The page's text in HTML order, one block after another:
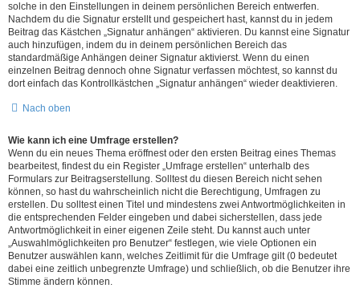
solche in den Einstellungen in deinem persönlichen Bereich entwerfen.
Nachdem du die Signatur erstellt und gespeichert hast, kannst du in jedem
Beitrag das Kästchen „Signatur anhängen“ aktivieren. Du kannst eine Signatur
auch hinzufügen, indem du in deinem persönlichen Bereich das
standardmäßige Anhängen deiner Signatur aktivierst. Wenn du einen
einzelnen Beitrag dennoch ohne Signatur verfassen möchtest, so kannst du
dort einfach das Kontrollkästchen „Signatur anhängen“ wieder deaktivieren.
Nach oben
Wie kann ich eine Umfrage erstellen?
Wenn du ein neues Thema eröffnest oder den ersten Beitrag eines Themas
bearbeitest, findest du ein Register „Umfrage erstellen“ unterhalb des
Formulars zur Beitragserstellung. Solltest du diesen Bereich nicht sehen
können, so hast du wahrscheinlich nicht die Berechtigung, Umfragen zu
erstellen. Du solltest einen Titel und mindestens zwei Antwortmöglichkeiten in
die entsprechenden Felder eingeben und dabei sicherstellen, dass jede
Antwortmöglichkeit in einer eigenen Zeile steht. Du kannst auch unter
„Auswahlmöglichkeiten pro Benutzer“ festlegen, wie viele Optionen ein
Benutzer auswählen kann, welches Zeitlimit für die Umfrage gilt (0 bedeutet
dabei eine zeitlich unbegrenzte Umfrage) und schließlich, ob die Benutzer ihre
Stimme ändern können.